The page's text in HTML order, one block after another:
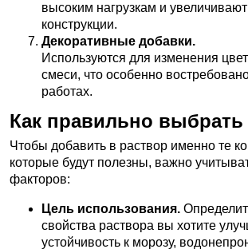
высоким нагрузкам и
конструкции.
Декоративные добавки.
Используются для изменения
смеси, что особенно
работах.
Как правильно выбрать
Чтобы добавить в раствор именно те
которые будут полезны, важно
факторов:
Цель использования.
свойства раствора вы хотите
устойчивость к морозу,